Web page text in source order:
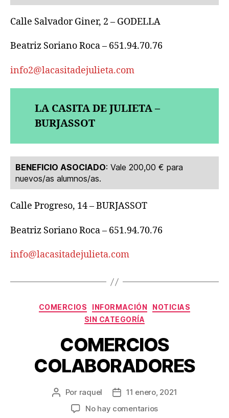
Calle Salvador Giner, 2 – GODELLA
Beatriz Soriano Roca – 651.94.70.76
info2@lacasitadejulieta.com
LA CASITA DE JULIETA –
BURJASSOT
BENEFICIO ASOCIADO: Vale 200,00 € para
nuevos/as alumnos/as.
Calle Progreso, 14 – BURJASSOT
Beatriz Soriano Roca – 651.94.70.76
info@lacasitadejulieta.com
Categorías
COMERCIOS INFORMACIÓN
NOTICIAS
SIN CATEGORÍA
COMERCIOS
COLABORADORES
Autor
Por raquel
Fecha11 enero, 2021
No hay comentariosen